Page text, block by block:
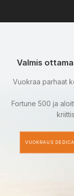
Valmis
Vuokraa parhaat
Fortune 500 ja
VUOKRAUS